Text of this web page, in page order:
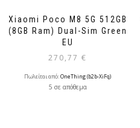
Xiaomi Poco M8 5G 512GB
(8GB Ram) Dual-Sim Green
EU
270,77 €
Πωλείται από:OneThing (b2b-XiFq)
5 σε απόθεμα